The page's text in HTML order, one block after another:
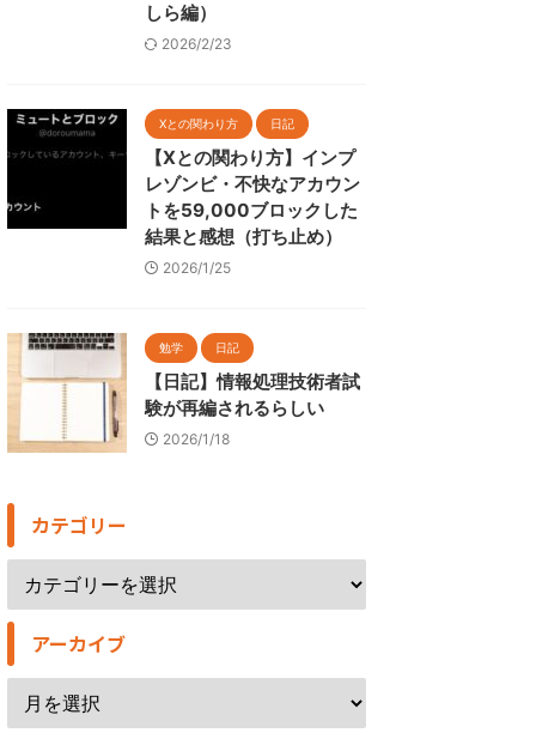
しら編）
2026/2/23
Xとの関わり方 日記
【Xとの関わり方】インプ
レゾンビ・不快なアカウン
トを59,000ブロックした
結果と感想（打ち止め）
2026/1/25
勉学 日記
【日記】情報処理技術者試
験が再編されるらしい
2026/1/18
カテゴリー
アーカイブ